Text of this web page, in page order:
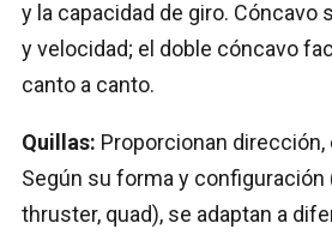
y la capacidad de giro. Cóncavo
y velocidad; el doble cóncavo
canto a canto.
Quillas: Proporcionan
Según su forma y configuración
thruster, quad), se adaptan a